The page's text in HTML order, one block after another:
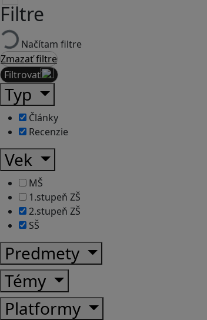
Filtre
Načítam filtre
Zmazať filtre
Filtrovať
Typ
Články
Recenzie
Vek
MŠ
1.stupeň ZŠ
2.stupeň ZŠ
SŠ
Predmety
Témy
Platformy